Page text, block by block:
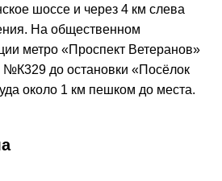
шоссе и через 4 км слева
На общественном
метро «Проспект Ветеранов»
№К329 до остановки «Посёлок
около 1 км пешком до места.